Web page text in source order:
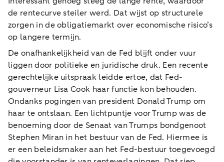
de rentecurve steiler werd. Dat wijst op structurele
zorgen in de obligatiemarkt over economische risico’s
op langere termijn.
De onafhankelijkheid van de Fed blijft onder vuur
liggen door politieke en juridische druk. Een recente
gerechtelijke uitspraak leidde ertoe, dat Fed-
gouverneur Lisa Cook haar functie kon behouden.
Ondanks pogingen van president Donald Trump om
haar te ontslaan. Een lichtpuntje voor Trump was de
benoeming door de Senaat van Trumps bondgenoot
Stephen Miran in het bestuur van de Fed. Hiermee is
er een beleidsmaker aan het Fed-bestuur toegevoegd